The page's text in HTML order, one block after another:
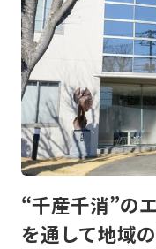
“千産千消”の
を通して地域